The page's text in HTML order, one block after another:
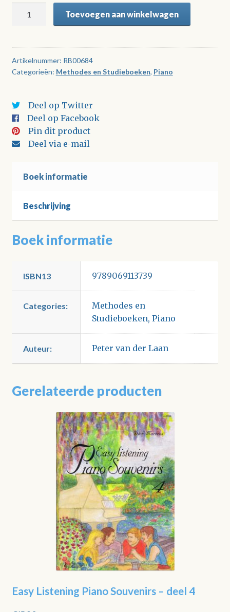
op
piano
aantal
Toevoegen aan winkelwagen
Artikelnummer: RB00684
Categorieën: Methodes en Studieboeken, Piano
Deel op Twitter
Deel op Facebook
Pin dit product
Deel via e-mail
Boek informatie
Beschrijving
Boek informatie
ISBN13 9789069113739
Categories:
Methodes en
Studieboeken,Piano
Auteur: Peter van der Laan
Gerelateerde producten
Easy Listening Piano Souvenirs – deel 4